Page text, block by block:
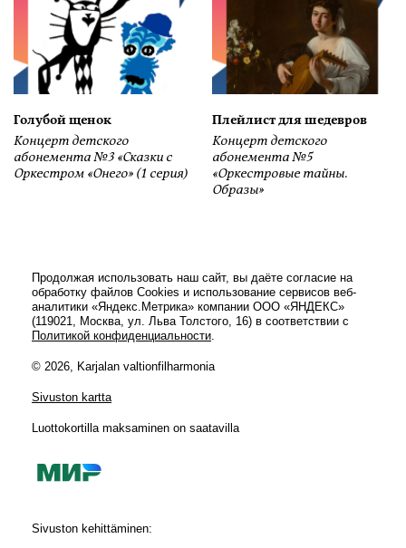
Голубой щенок
Концерт детского
абонемента №3 «Сказки с
Оркестром «Онего» (1 серия)
Плейлист для шедевров
Концерт детского
абонемента №5
«Оркестровые тайны.
Образы»
Продолжая использовать наш сайт, вы даёте согласие на
обработку файлов Cookies и использование сервисов веб-
аналитики «Яндекс.Метрика» компании ООО «ЯНДЕКС»
(119021, Москва, ул. Льва Толстого, 16) в соответствии с
Политикой конфиденциальности.
© 2026, Karjalan valtionfilharmonia
Sivuston kartta
Luottokortilla maksaminen on saatavilla
Sivuston kehittäminen: